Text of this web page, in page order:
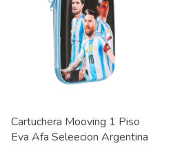
Cartuchera Mooving 1 Piso
Eva Afa Seleecion Argentina